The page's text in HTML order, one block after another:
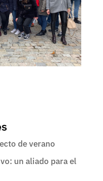
de verano
un aliado para el